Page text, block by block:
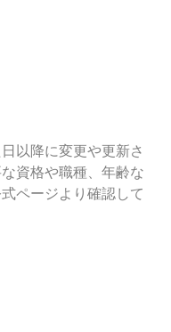
以降に変更や更新さ
資格や職種、年齢な
ページより確認して